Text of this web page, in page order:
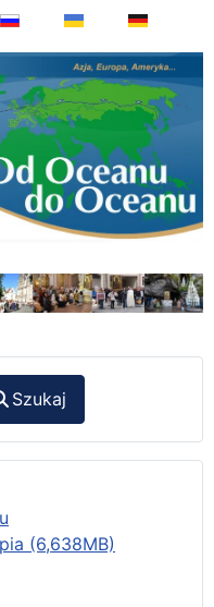
Szukaj
(6,638MB)